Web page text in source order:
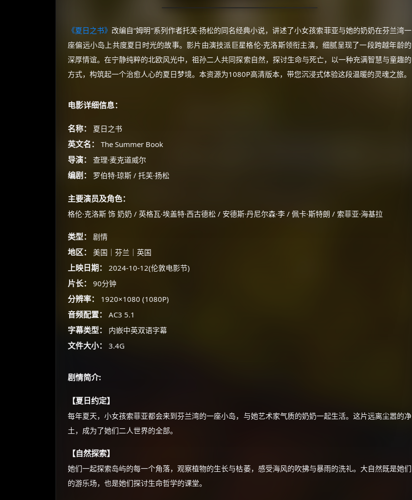
《夏日之书》 改编自“姆明”系列作者托芙·扬松的同名经典小说，讲述了小女孩索菲亚与她的奶奶在芬兰湾一
座偏远小岛上共度夏日时光的故事。影片由演技派巨星格伦·克洛斯领衔主演，细腻呈现了一段跨越年龄的
深厚情谊。在宁静纯粹的北欧风光中，祖孙二人共同探索自然，探讨生命与死亡，以一种充满智慧与童趣的
方式，构筑起一个治愈人心的夏日梦境。本资源为1080P高清版本，带您沉浸式体验这段温暖的灵魂之旅。
电影详细信息：
名称： 夏日之书
英文名： The Summer Book
导演： 查理·麦克道威尔
编剧： 罗伯特·琼斯 / 托芙·扬松
主要演员及角色：
格伦·克洛斯 饰 奶奶 / 英格瓦·埃盖特·西古德松 / 安德斯·丹尼尔森·李 / 佩卡·斯特朗 / 索菲亚·海基拉
类型： 剧情
地区： 美国｜芬兰｜英国
上映日期： 2024-10-12(伦敦电影节)
片长： 90分钟
分辨率： 1920×1080 (1080P)
音频配置： AC3 5.1
字幕类型： 内嵌中英双语字幕
文件大小： 3.4G
剧情简介:
【夏日约定】
每年夏天，小女孩索菲亚都会来到芬兰湾的一座小岛，与她艺术家气质的奶奶一起生活。这片远离尘嚣的净
土，成为了她们二人世界的全部。
【自然探索】
她们一起探索岛屿的每一个角落，观察植物的生长与枯萎，感受海风的吹拂与暴雨的洗礼。大自然既是她们
的游乐场，也是她们探讨生命哲学的课堂。